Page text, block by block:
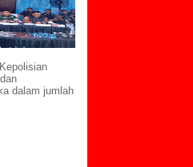
dalam jumlah